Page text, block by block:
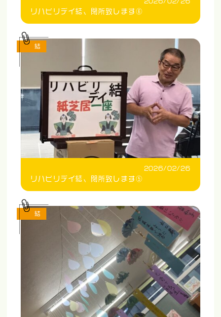
リハビリデイ結、閉所致します⑥
2026/02/26
リハビリデイ結、閉所致します⑤
結
結